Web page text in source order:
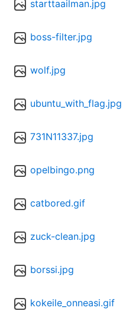
starttaailman.jpg
boss-filter.jpg
wolf.jpg
ubuntu_with_flag.jpg
731N11337.jpg
opelbingo.png
catbored.gif
zuck-clean.jpg
borssi.jpg
kokeile_onneasi.gif